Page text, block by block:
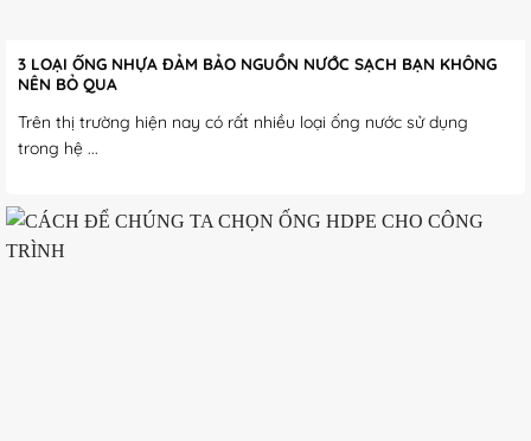
3 LOẠI ỐNG NHỰA ĐẢM BẢO NGUỒN NƯỚC SẠCH BẠN KHÔNG
NÊN BỎ QUA
Trên thị trường hiện nay có rất nhiều loại ống nước sử dụng
trong hệ ...